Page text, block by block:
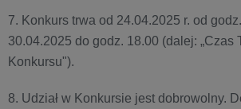
7. Konkurs trwa od 24.04.2025 r. od
30.04.2025 do godz. 18.00 (dalej: „Czas
Konkursu").
8. Udział w Konkursie jest dobrowolny.